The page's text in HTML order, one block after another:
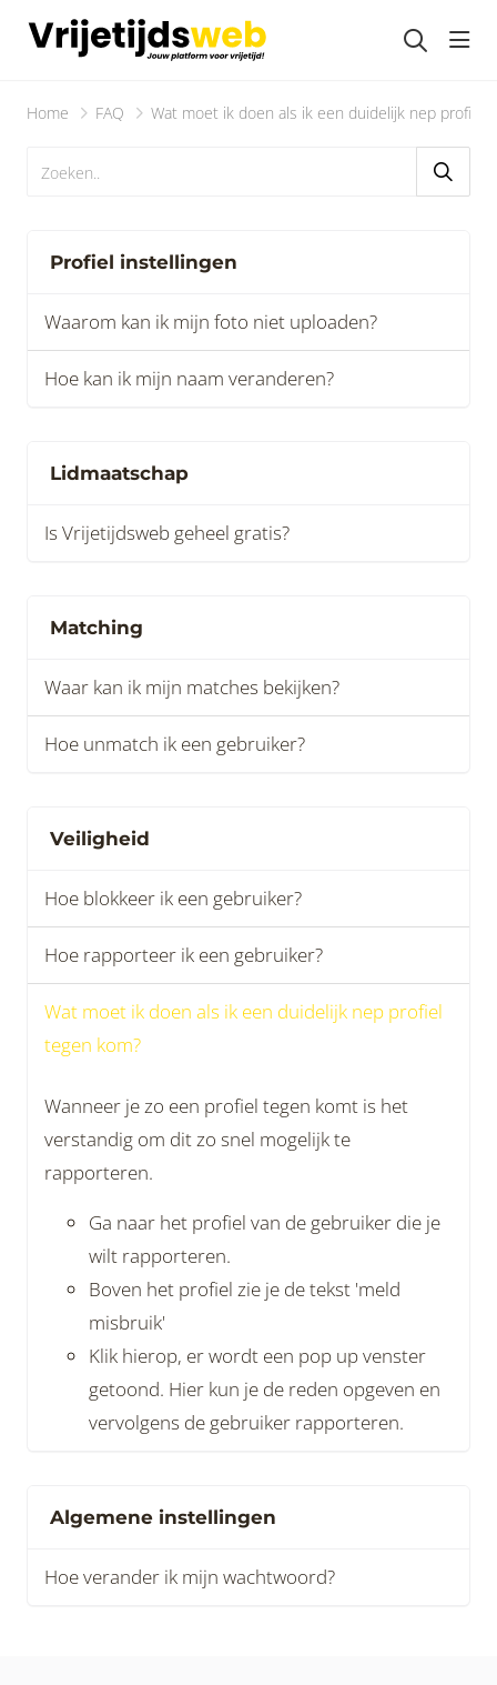
Home FAQ Wat moet ik doen als ik een duidelijk nep profiel
Profiel instellingen
Waarom kan ik mijn foto niet uploaden?
Hoe kan ik mijn naam veranderen?
Lidmaatschap
Is Vrijetijdsweb geheel gratis?
Matching
Waar kan ik mijn matches bekijken?
Hoe unmatch ik een gebruiker?
Veiligheid
Hoe blokkeer ik een gebruiker?
Hoe rapporteer ik een gebruiker?
Wat moet ik doen als ik een duidelijk nep profiel
tegen kom?
Wanneer je zo een profiel tegen komt is het
verstandig om dit zo snel mogelijk te
rapporteren.
Ga naar het profiel van de gebruiker die je
wilt rapporteren.
Boven het profiel zie je de tekst 'meld
misbruik'
Klik hierop, er wordt een pop up venster
getoond. Hier kun je de reden opgeven en
vervolgens de gebruiker rapporteren.
Algemene instellingen
Hoe verander ik mijn wachtwoord?